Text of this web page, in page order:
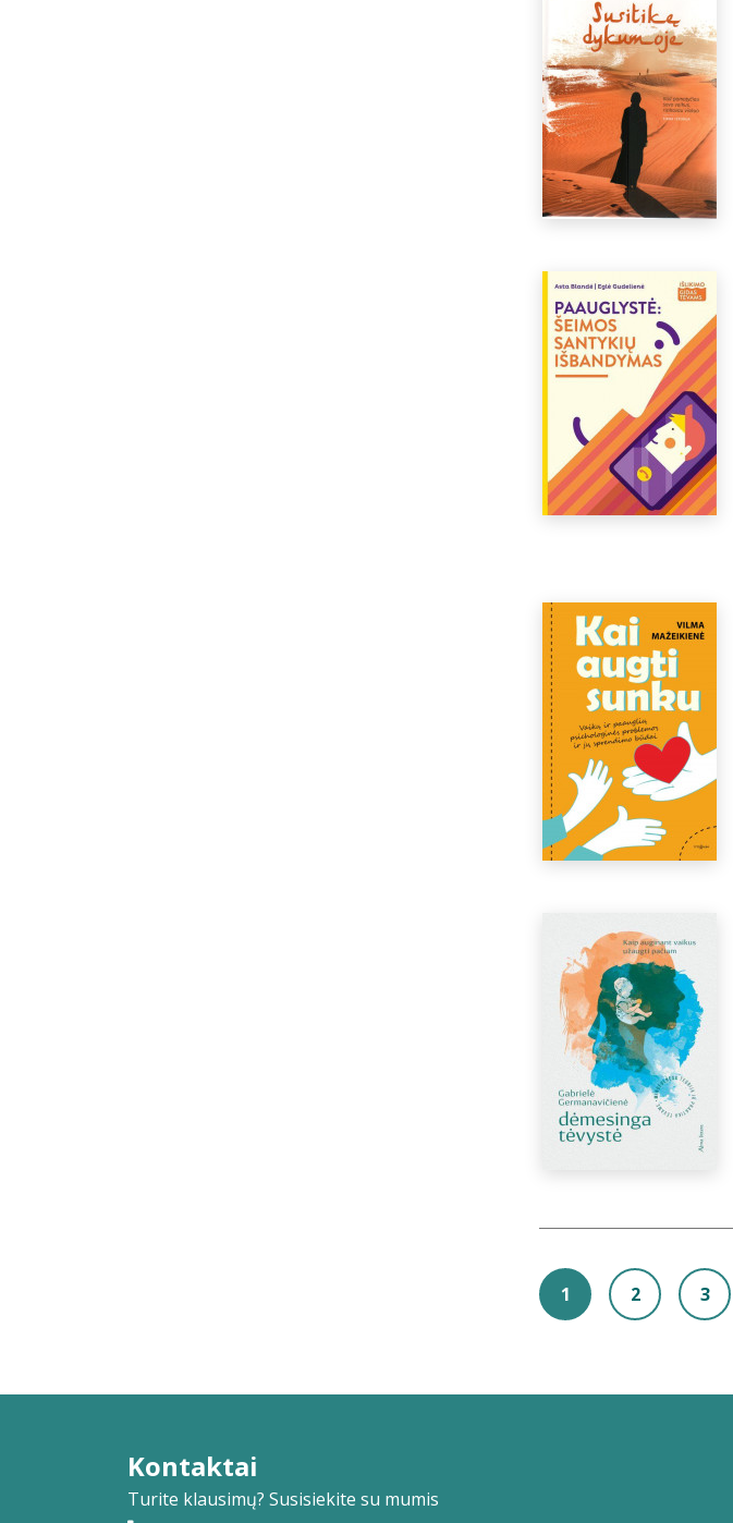
1 2 3
Kontaktai
Turite klausimų? Susisiekite su mumis